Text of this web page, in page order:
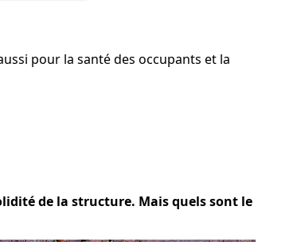
pour la santé des occupants et la
de la structure. Mais quels sont le